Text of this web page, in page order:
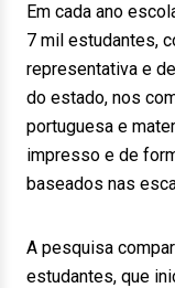
Em cada ano
7 mil estudantes,
representativa e
do estado, nos
portuguesa e
impresso e de
baseados nas
A pesquisa
estudantes, que